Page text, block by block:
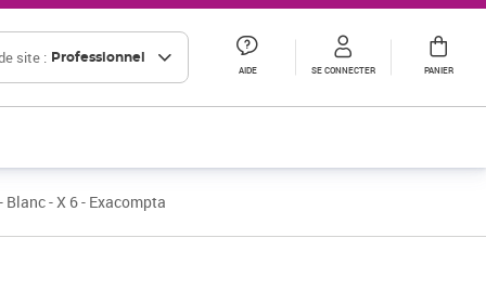
site : Professionnel
AIDE SE CONNECTER PANIER
- X 6 - Exacompta